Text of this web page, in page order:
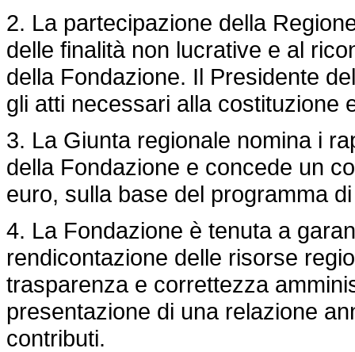
2. La partecipazione della
delle finalità non lucrative e al
della Fondazione. Il Presidente
gli atti necessari alla costituzione
3. La Giunta regionale nomina i
della Fondazione e concede un
euro, sulla base del programma
4. La Fondazione è tenuta a
rendicontazione delle risorse
trasparenza e correttezza
presentazione di una relazione
contributi.